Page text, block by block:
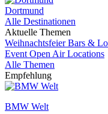
Dortmund
Alle Destinationen
Aktuelle Themen
WeihnachtsfeierBars &
Event Open Air Locations
Alle Themen
Empfehlung
BMW Welt